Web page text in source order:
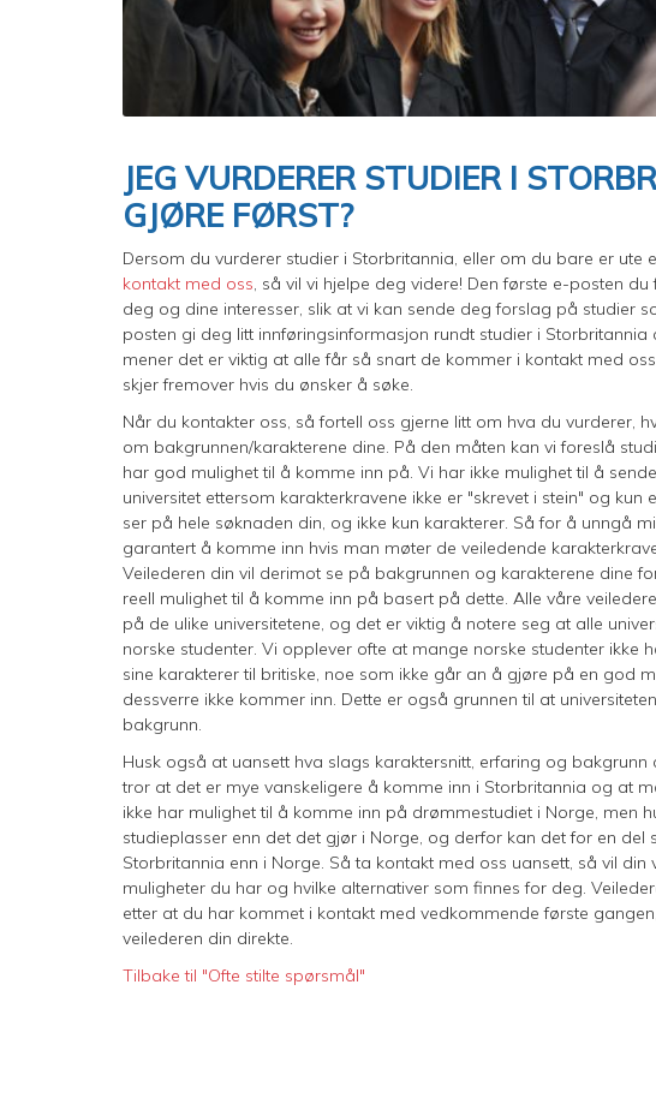
JEG VURDERER STUDIER I
GJØRE FØRST?
Dersom du vurderer studier i Storbritannia, eller om du bare er
kontakt med oss, så vil vi hjelpe deg videre! Den første e-posten
deg og dine interesser, slik at vi kan sende deg forslag på studier
posten gi deg litt innføringsinformasjon rundt studier i
mener det er viktig at alle får så snart de kommer i kontakt med
skjer fremover hvis du ønsker å søke.
Når du kontakter oss, så fortell oss gjerne litt om hva du vurderer,
om bakgrunnen/karakterene dine. På den måten kan vi foreslå
har god mulighet til å komme inn på. Vi har ikke mulighet til å
universitet ettersom karakterkravene ikke er "skrevet i stein" og
ser på hele søknaden din, og ikke kun karakterer. Så for å unngå
garantert å komme inn hvis man møter de veiledende
Veilederen din vil derimot se på bakgrunnen og karakterene dine
reell mulighet til å komme inn på basert på dette. Alle våre
på de ulike universitetene, og det er viktig å notere seg at alle
norske studenter. Vi opplever ofte at mange norske studenter ikke
sine karakterer til britiske, noe som ikke går an å gjøre på en god
dessverre ikke kommer inn. Dette er også grunnen til at
bakgrunn.
Husk også at uansett hva slags karaktersnitt, erfaring og
tror at det er mye vanskeligere å komme inn i Storbritannia og at
ikke har mulighet til å komme inn på drømmestudiet i Norge, men
studieplasser enn det det gjør i Norge, og derfor kan det for en del
Storbritannia enn i Norge. Så ta kontakt med oss uansett, så vil
muligheter du har og hvilke alternativer som finnes for deg.
etter at du har kommet i kontakt med vedkommende første
veilederen din direkte.
Tilbake til "Ofte stilte spørsmål"